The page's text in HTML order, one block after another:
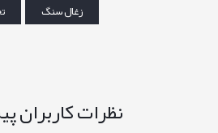
زغال سنگ
نظرات کاربران